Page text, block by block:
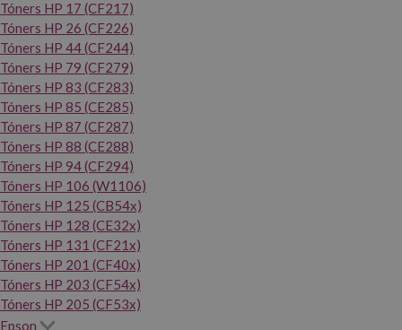
Tóners HP 17 (CF217)
Tóners HP 26 (CF226)
Tóners HP 44 (CF244)
Tóners HP 79 (CF279)
Tóners HP 83 (CF283)
Tóners HP 85 (CE285)
Tóners HP 87 (CF287)
Tóners HP 88 (CE288)
Tóners HP 94 (CF294)
Tóners HP 106 (W1106)
Tóners HP 125 (CB54x)
Tóners HP 128 (CE32x)
Tóners HP 131 (CF21x)
Tóners HP 201 (CF40x)
Tóners HP 203 (CF54x)
Tóners HP 205 (CF53x)
Epson